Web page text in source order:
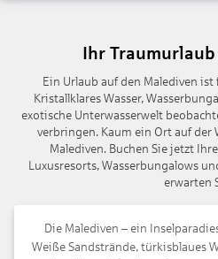
Ihr
Ein Urlaub auf den Malediven
Kristallklares Wasser,
exotische Unterwasserwelt
verbringen. Kaum ein Ort auf der
Malediven. Buchen Sie jetzt
Luxusresorts, Wasserbungalows
erwarten
Die Malediven – ein
Weiße Sandstrände, türkisblaues